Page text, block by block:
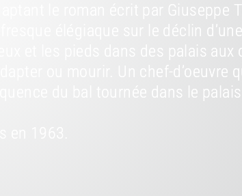
le roman écrit par Giuseppe
élégiaque sur le déclin
et les pieds dans des palais aux
ou mourir. Un chef-d’oeuvre
du bal tournée dans le